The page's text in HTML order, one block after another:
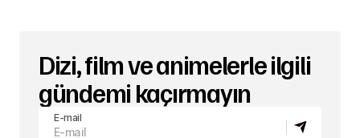
Dizi, film ve animelerle ilgili
gündemi kaçırmayın
E-mail